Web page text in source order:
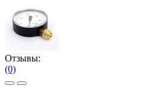
Отзывы:
(0)